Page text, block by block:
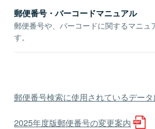
郵便番号・バーコードマニュアル
郵便番号や、バーコードに関するマニュ
す。
郵便番号検索に使用されているデータ
2025年度版郵便番号の変更案内